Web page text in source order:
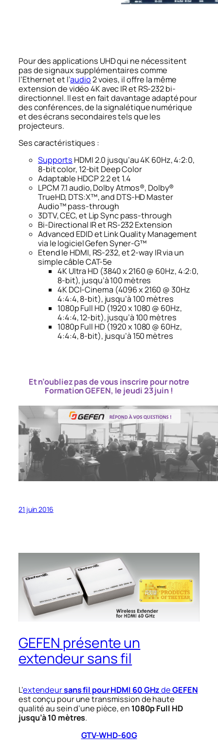
Pour des applications UHD qui ne nécessitent
pas de signaux supplémentaires comme
l’Ethernet et l’audio2 voies, il offre la même
extension de vidéo 4K avec IR et RS-232 bi-
directionnel. Il est en fait davantage adapté pour
des conférences, de la signalétique numérique
et des écrans secondaires tels que les
projecteurs.
Ses caractéristiques :
Supports HDMI 2.0 jusqu’au 4K 60Hz, 4:2:0,
8-bit color, 12-bit Deep Color
Adaptable HDCP 2.2 et 1.4
LPCM 7.1 audio, Dolby Atmos®, Dolby®
TrueHD, DTS:X™, and DTS-HD Master
Audio™ pass-through
3DTV, CEC, et Lip Sync pass-through
Bi-Directional IR et RS-232 Extension
Advanced EDID et Link Quality Management
via le logiciel Gefen Syner-G™
Etend le HDMI, RS-232, et 2-way IR via un
simple câble CAT-5e
4K Ultra HD (3840 x 2160 @ 60Hz, 4:2:0,
8-bit), jusqu’à 100 mètres
4K DCI-Cinema (4096 x 2160 @ 30Hz
4:4:4, 8-bit), jusqu’à 100 mètres
1080p Full HD (1920 x 1080 @ 60Hz,
4:4:4, 12-bit), jusqu’à 100 mètres
1080p Full HD (1920 x 1080 @ 60Hz,
4:4:4, 8-bit), jusqu’à 150 mètres
Et n’oubliez pas de vous inscrire pour notre
Formation GEFEN, le jeudi 23 juin !
21 juin 2016
GEFEN présente un
extendeur sans fil
L’extendeursans fil pour HDMI 60 GHzdeGEFEN
est conçu pour une transmission de haute
qualité au sein d’une pièce, en 1080p Full HD
jusqu’à 10 mètres.
GTV-WHD-60G